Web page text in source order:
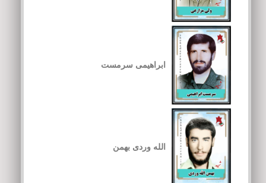
ابراهیمی سرمست
الله وردی بهمن